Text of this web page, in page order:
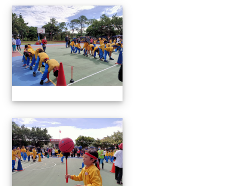
1091024運動會
1091024運動會